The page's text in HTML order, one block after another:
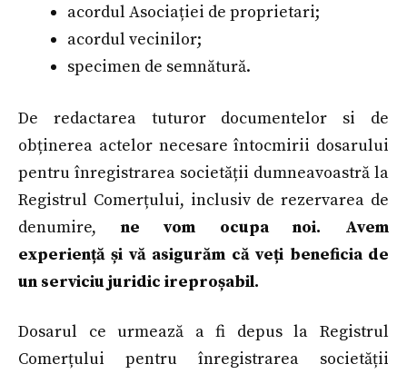
acordul Asociației de proprietari;
acordul vecinilor;
specimen de semnătură.
De redactarea tuturor documentelor si de
obținerea actelor necesare întocmirii dosarului
pentru înregistrarea societății dumneavoastră la
Registrul Comerțului, inclusiv de rezervarea de
denumire, ne vom ocupa noi. Avem
experiență și vă asigurăm că veți beneficia de
un serviciu juridic ireproșabil.
Dosarul ce urmează a fi depus la Registrul
Comerțului pentru înregistrarea societății